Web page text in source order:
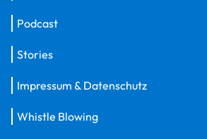
Podcast
Stories
Impressum & Datenschutz
Whistle Blowing